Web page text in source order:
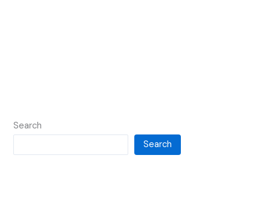
Search
Search